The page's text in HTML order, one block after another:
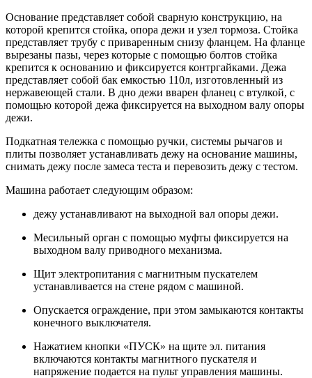
Основание представляет собой сварную конструкцию, на
которой крепится стойка, опора дежи и узел тормоза. Стойка
представляет трубу с приваренным снизу фланцем. На фланце
вырезаны пазы, через которые с помощью болтов стойка
крепится к основанию и фиксируется контргайками. Дежа
представляет собой бак емкостью 110л, изготовленный из
нержавеющей стали. В дно дежи вварен фланец с втулкой, с
помощью которой дежа фиксируется на выходном валу опоры
дежи.
Подкатная тележка с помощью ручки, системы рычагов и
плиты позволяет устанавливать дежу на основание машины,
снимать дежу после замеса теста и перевозить дежу с тестом.
Машина работает следующим образом:
дежу устанавливают на выходной вал опоры дежи.
Месильный орган с помощью муфты фиксируется на
выходном валу приводного механизма.
Щит электропитания с магнитным пускателем
устанавливается на стене рядом с машиной.
Опускается ограждение, при этом замыкаются контакты
конечного выключателя.
Нажатием кнопки «ПУСК» на щите эл. питания
включаются контакты магнитного пускателя и
напряжение подается на пульт управления машины.